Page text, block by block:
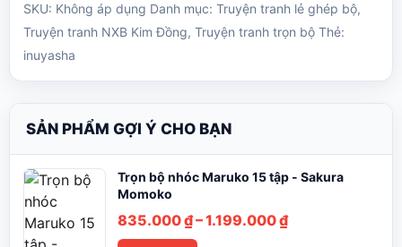
SKU: Không áp dụng Danh mục: Truyện tranh lẻ ghép bộ,
Truyện tranh NXB Kim Đồng, Truyện tranh trọn bộ Thẻ:
inuyasha
SẢN PHẨM GỢI Ý CHO BẠN
Trọn bộ nhóc Maruko 15 tập - Sakura
Momoko
835.000₫–1.199.000₫Khoảng